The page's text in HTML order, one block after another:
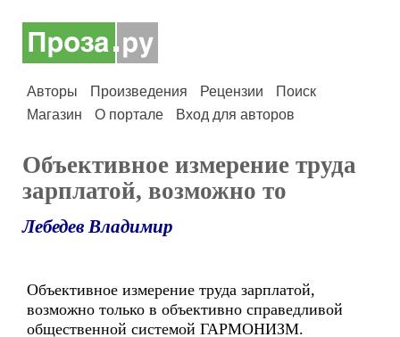
Авторы Произведения Рецензии
Поиск
Магазин
О портале Вход для авторов
Объективное измерение труда
зарплатой, возможно то
Лебедев Владимир
Объективное измерение труда зарплатой,
возможно только в объективно справедливой
общественной системой ГАРМОНИЗМ.